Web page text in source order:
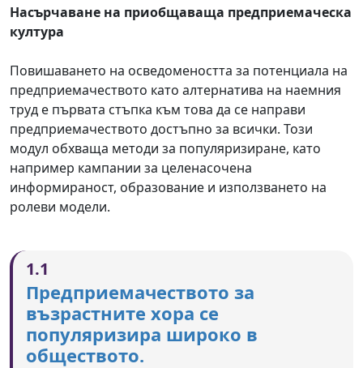
Насърчаване на приобщаваща предприемаческа
култура
Повишаването на осведомеността за потенциала на
предприемачеството като алтернатива на наемния
труд е първата стъпка към това да се направи
предприемачеството достъпно за всички. Този
модул обхваща методи за популяризиране, като
например кампании за целенасочена
информираност, образование и използването на
ролеви модели.
1.1
Предприемачеството за
възрастните хора се
популяризира широко в
обществото.